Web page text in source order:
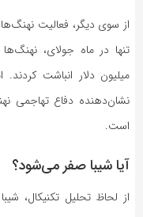
از سوی دیگر، فعالیت
میلیون دلار انباشت
نشان‌دهنده دفاع تهاجمی
است.
آیا شیبا صفر می‌شود؟
از لحاظ تحلیل تکنیکال،